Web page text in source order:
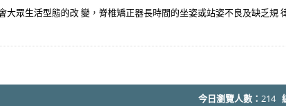
眾生活型態的改 變，脊椎矯正器長時間的坐姿或站姿不良及缺乏規
今日瀏覽人數： 214